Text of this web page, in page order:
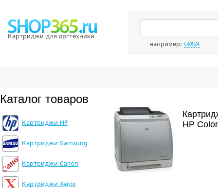
Картриджи для оргтехники
например: C4092A
Каталог товаров
Картриджи HP
Картриджи Samsung
Картриджи Canon
Картриджи Xerox
HP